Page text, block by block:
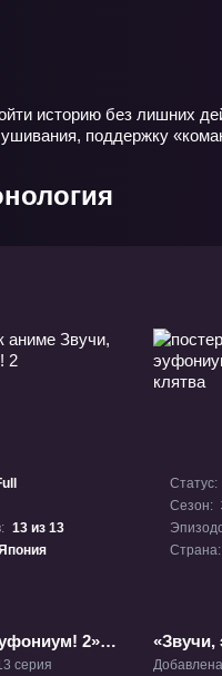
историю без лишних
поддержку
13 из 13
2»
серия
Статус:
Сезон:
Страна: